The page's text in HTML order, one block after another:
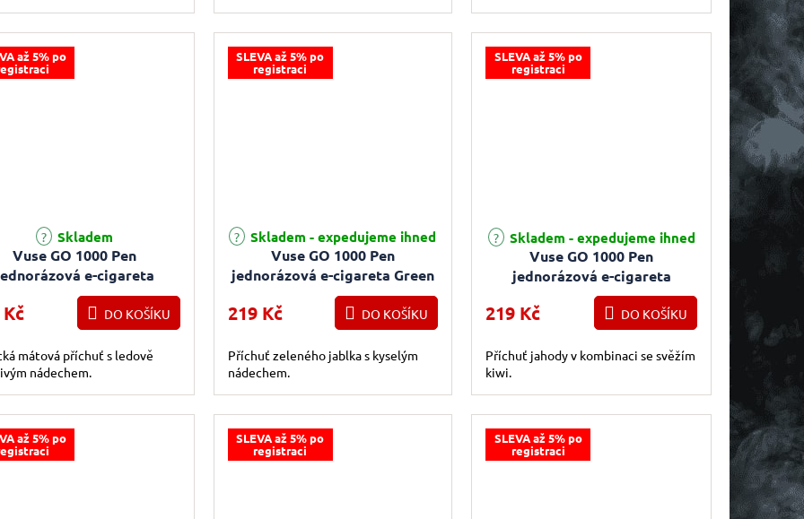
až 5% po
Vuse GO 1000 Pen
e-cigareta
Peppermint 18mg
hodnocení produktu je 4,4 z 5 hvězdiček.
Skladem
DO KOŠÍKU
mátová příchuť s ledově
nádechem.
SLEVA až 5% po
registraci
Vuse GO 1000 Pen
jednorázová e-cigareta Green
Apple 18mg
Průměrné hodnocení produktu je 5,0 z 5 hvězdiček.
Skladem - expedujeme ihned
219 Kč DO KOŠÍKU
Příchuť zeleného jablka s kyselým
nádechem.
SLEVA až 5% po
registraci
Vuse GO 1000 Pen
jednorázová e-cigareta
Strawberry Kiwi 18mg
Průměrné hodnocení produktu je 4,0 z 5 hvězdiček.
Skladem - expedujeme ihned
219 Kč DO KOŠÍKU
Příchuť jahody v kombinaci se svěžím
kiwi.
až 5% po
SLEVA až 5% po
registraci
SLEVA až 5% po
registraci